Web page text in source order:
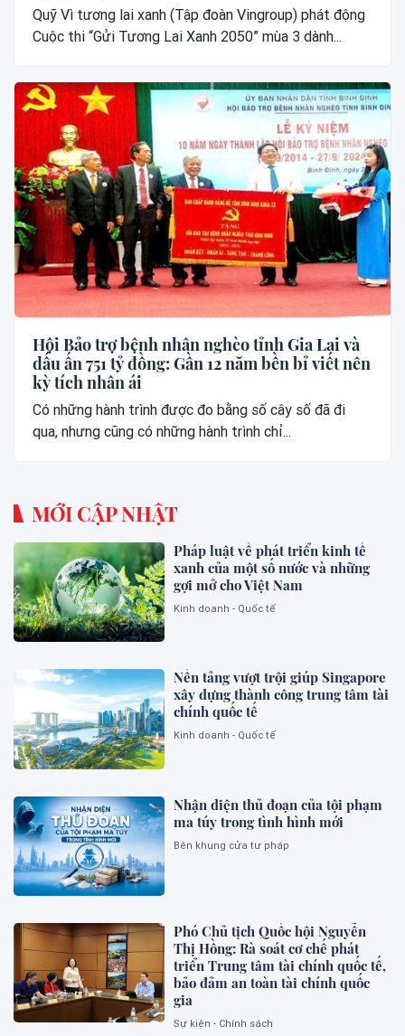
Quỹ Vì tương lai xanh (Tập đoàn Vingroup) phát động
Cuộc thi “Gửi Tương Lai Xanh 2050” mùa 3 dành...
Hội Bảo trợ bệnh nhân nghèo tỉnh Gia Lai và
dấu ấn 751 tỷ đồng: Gần 12 năm bền bỉ viết nên
kỳ tích nhân ái
Có những hành trình được đo bằng số cây số đã đi
qua, nhưng cũng có những hành trình chỉ...
MỚI CẬP NHẬT
Pháp luật về phát triển kinh tế
xanh của một số nước và những
gợi mở cho Việt Nam
Kinh doanh - Quốc tế
Nền tảng vượt trội giúp Singapore
xây dựng thành công trung tâm tài
chính quốc tế
Kinh doanh - Quốc tế
Nhận diện thủ đoạn của tội phạm
ma túy trong tình hình mới
Bên khung cửa tư pháp
Phó Chủ tịch Quốc hội Nguyễn
Thị Hồng: Rà soát cơ chế phát
triển Trung tâm tài chính quốc tế,
bảo đảm an toàn tài chính quốc
gia
Sự kiện - Chính sách